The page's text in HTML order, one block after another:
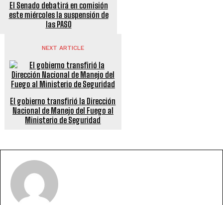
El Senado debatirá en comisión
este miércoles la suspensión de
las PASO
NEXT ARTICLE
El gobierno transfirió la Dirección
Nacional de Manejo del Fuego al
Ministerio de Seguridad